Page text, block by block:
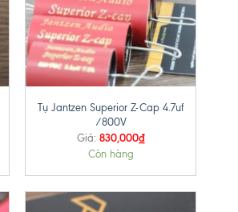
+
Tụ Jantzen Superior Z-Cap 4.7uf
/800V
Giá: 830,000₫
Còn hàng